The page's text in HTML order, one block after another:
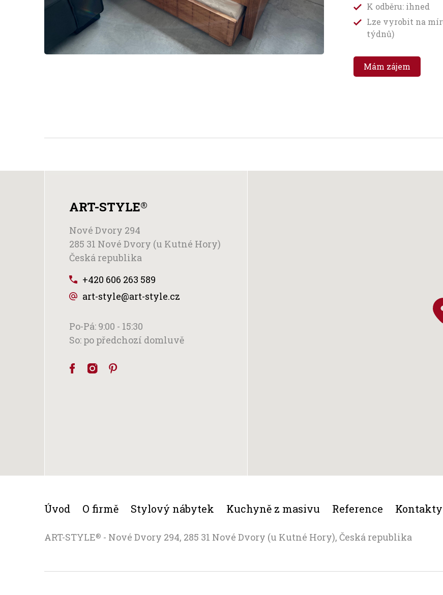
K odběru: ihned
Lze vyrobit na
týdnů)
Mám zájem
ART-STYLE®
Nové Dvory 294
285 31 Nové Dvory (u Kutné Hory)
Česká republika
+420 606 263 589
art-style@art-style.cz
Po-Pá: 9:00 - 15:30
So: po předchozí domluvě
Úvod O firmě Stylový nábytek Kuchyně z masivu Reference Kontakty
ART-STYLE® - Nové Dvory 294, 285 31 Nové Dvory (u Kutné Hory), Česká republika